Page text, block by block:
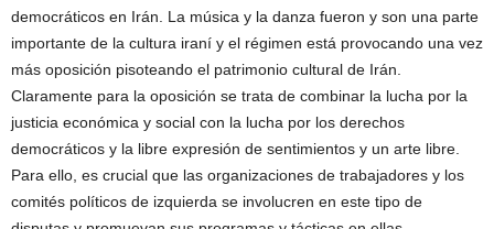
democráticos en Irán. La música y la danza fueron y son una parte
importante de la cultura iraní y el régimen está provocando una vez
más oposición pisoteando el patrimonio cultural de Irán.
Claramente para la oposición se trata de combinar la lucha por la
justicia económica y social con la lucha por los derechos
democráticos y la libre expresión de sentimientos y un arte libre.
Para ello, es crucial que las organizaciones de trabajadores y los
comités políticos de izquierda se involucren en este tipo de